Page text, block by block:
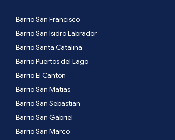
Barrio San Francisco
Barrio San Isidro Labrador
Barrio Santa Catalina
Barrio Puertos del Lago
Barrio El Cantón
Barrio San Matias
Barrio San Sebastian
Barrio San Gabriel
Barrio San Marco